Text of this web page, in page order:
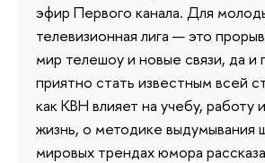
эфир Первого канала. Для
телевизионная лига — это
мир телешоу и новые связи, да и
приятно стать известным всей
как КВН влияет на учебу, работу
жизнь, о методике выдумывания
мировых трендах юмора